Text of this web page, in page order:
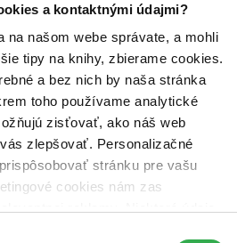
a kontaktnými údajmi?
na našom webe správate, a mohli
tipy na knihy, zbierame cookies.
a bez nich by naša stránka
toho používame analytické
zisťovať, ako náš web
zlepšovať. Personalizačné
stránku pre vašu
cookies nám zas